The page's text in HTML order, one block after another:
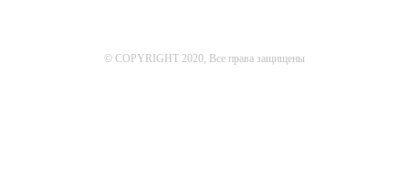
© COPYRIGHT 2020, Все права защищены